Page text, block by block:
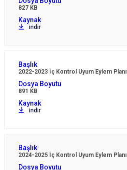
827 KB
indir
2022-2023 İç Kontrol Uyum Eylem Planı
891 KB
indir
2024-2025 İç Kontrol Uyum Eylem Planı